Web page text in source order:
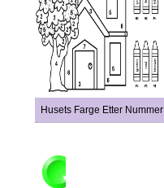
Husets Farge Etter Nummer